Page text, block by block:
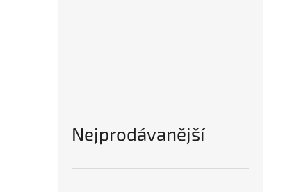
Nejprodávanější